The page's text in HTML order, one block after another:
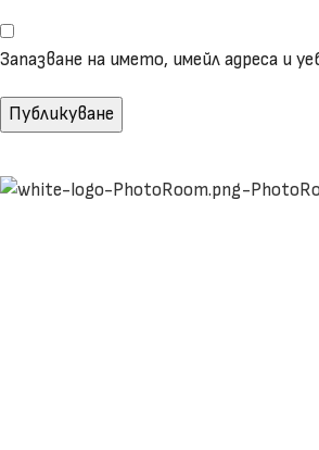
Запазване на името, имейл адреса и